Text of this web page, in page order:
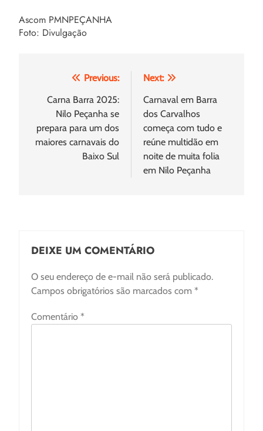
Ascom PMNPEÇANHA
Foto: Divulgação
Navegação
Post
Previous:
Carna Barra 2025:
Nilo Peçanha se
prepara para um dos
maiores carnavais do
Baixo Sul
Next:
Carnaval em Barra
dos Carvalhos
começa com tudo e
reúne multidão em
noite de muita folia
em Nilo Peçanha
DEIXE UM COMENTÁRIO
O seu endereço de e-mail não será publicado.
Campos obrigatórios são marcados com *
Comentário *